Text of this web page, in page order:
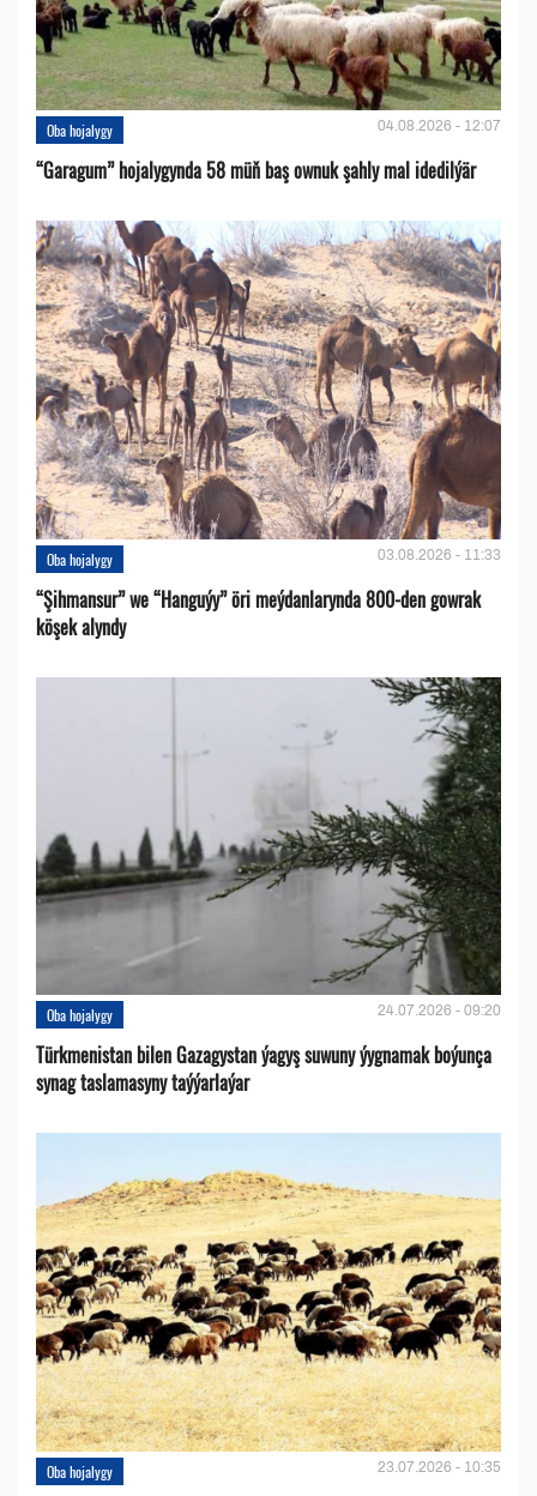
Oba hojalygy 04.08.2026 - 12:07
“Garagum” hojalygynda 58 müň baş ownuk şahly mal idedilýär
Oba hojalygy 03.08.2026 - 11:33
“Şihmansur” we “Hanguýy” öri meýdanlarynda 800-den gowrak
köşek alyndy
Oba hojalygy 24.07.2026 - 09:20
Türkmenistan bilen Gazagystan ýagyş suwuny ýygnamak boýunça
synag taslamasyny taýýarlaýar
Oba hojalygy 23.07.2026 - 10:35